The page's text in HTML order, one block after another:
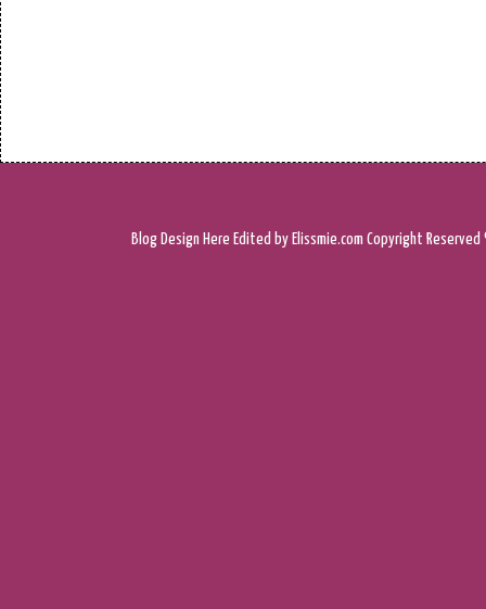
Blog Design Here Edited by Elissmie.com Copyright Reserved